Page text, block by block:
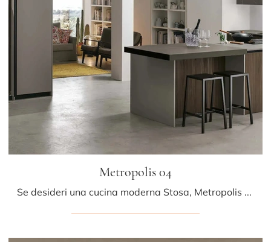
Metropolis 04
Se desideri una cucina moderna Stosa, Metropolis 04 in legno ti aspetta nel nostro negozio di Cucine Moderne con penisola.